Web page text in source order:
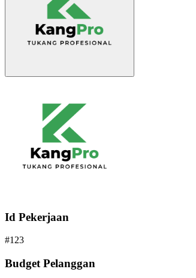
Id Pekerjaan
#123
Budget Pelanggan